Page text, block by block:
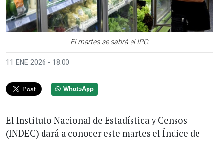
El martes se sabrá el IPC.
11 ENE 2026 - 18:00
WhatsApp
El Instituto Nacional de Estadística y Censos
(INDEC) dará a conocer este martes el Índice de